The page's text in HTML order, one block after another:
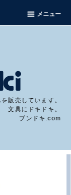
メニュー
販売しています。
文具にドキドキ。
ブンドキ.com